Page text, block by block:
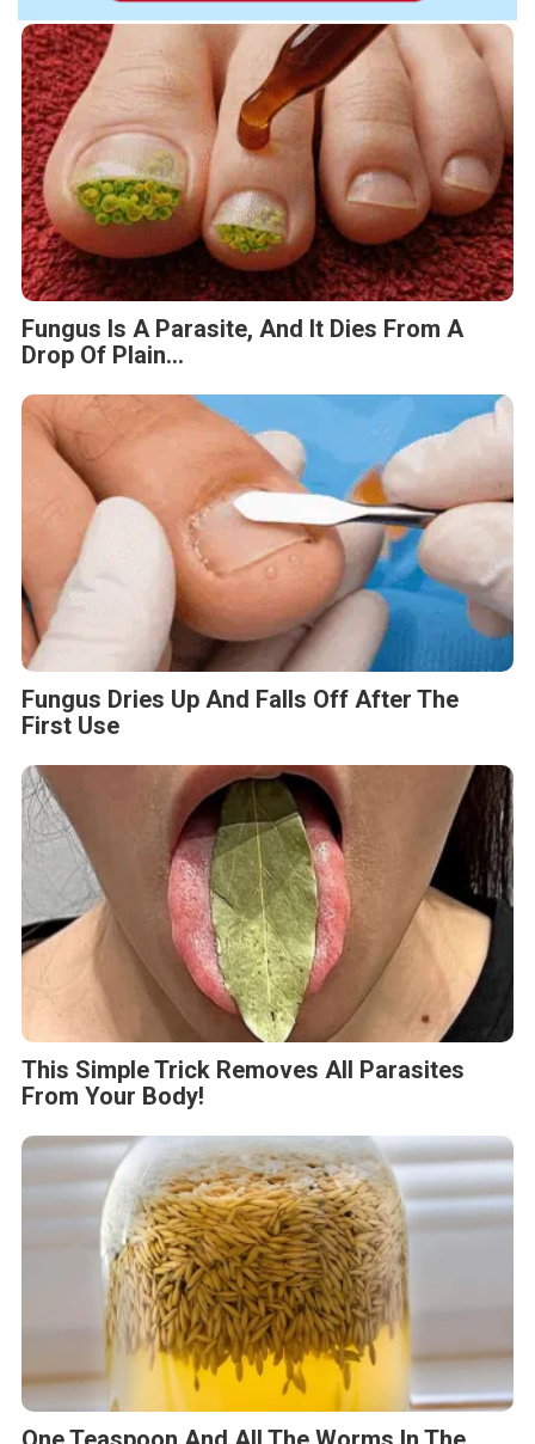
Fungus Is A Parasite, And It Dies From A
Drop Of Plain...
Fungus Dries Up And Falls Off After The
First Use
This Simple Trick Removes All Parasites
From Your Body!